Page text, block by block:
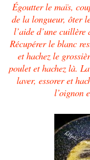
Égoutter le maïs,
de la longueur, ôter
l’aide d’une cuillère
Récupérer le blanc
et hachez le
poulet et hachez là.
laver, essorer et
l’oignon